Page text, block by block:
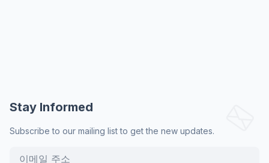
Stay Informed
Subscribe to our mailing list to get the new updates.